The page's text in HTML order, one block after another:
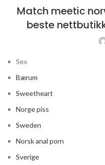
Match meetic
beste
Sex
Bærum
Sweetheart
Norge piss
Sweden
Norsk anal porn
Sverige